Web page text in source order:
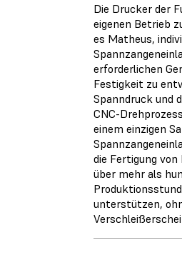
Die Drucker der
eigenen Betrieb
es Matheus,
erforderlichen
Festigkeit zu
Spanndruck und
CNC-
einem einzigen
die Fertigung von
über mehr als
unterstützen,